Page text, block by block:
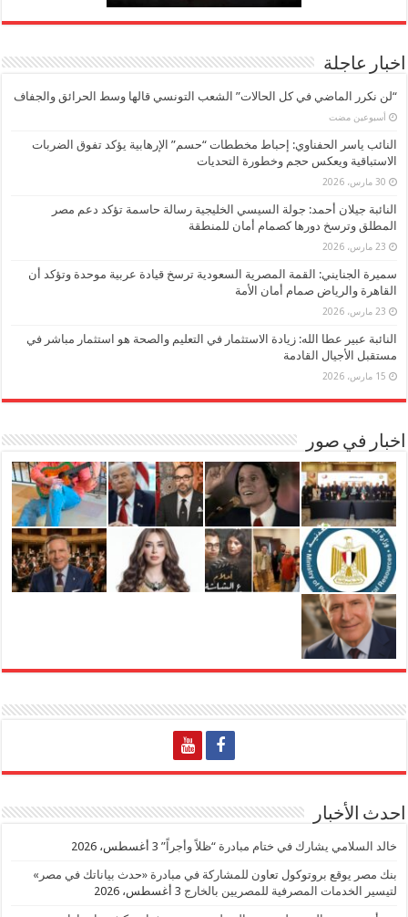
اخبار عاجلة
“لن نكرر الماضي في كل الحالات” الشعب التونسي قالها وسط الحرائق والجفاف
‏أسبوعين مضت
النائب ياسر الحفناوي: إحباط مخططات “حسم” الإرهابية يؤكد تفوق الضربات
الاستباقية ويعكس حجم وخطورة التحديات
30 مارس، 2026
النائبة جيلان أحمد: جولة السيسي الخليجية رسالة حاسمة تؤكد دعم مصر
المطلق وترسخ دورها كصمام أمان للمنطقة
23 مارس، 2026
سميرة الجنايني: القمة المصرية السعودية ترسخ قيادة عربية موحدة وتؤكد أن
القاهرة والرياض صمام أمان الأمة
23 مارس، 2026
النائبة عبير عطا الله: زيادة الاستثمار في التعليم والصحة هو استثمار مباشر في
مستقبل الأجيال القادمة
15 مارس، 2026
اخبار في صور
احدث الأخبار
خالد السلامي يشارك في ختام مبادرة “ظلاً وأجراً” 3 أغسطس، 2026
بنك مصر يوقع بروتوكول تعاون للمشاركة في مبادرة «حدث بياناتك في مصر»
لتيسير الخدمات المصرفية للمصريين بالخارج 3 أغسطس، 2026